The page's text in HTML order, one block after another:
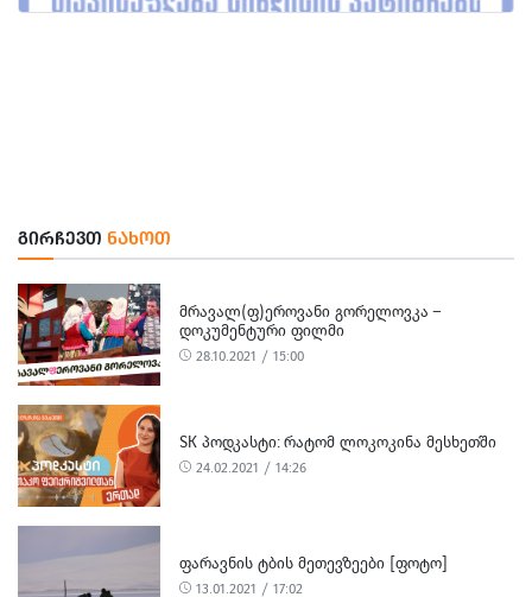
ᲒᲘᲠᲩᲔᲕᲗ ᲜᲐᲮᲝᲗ
ᲛᲠᲐᲕᲐᲚ(Ფ)ᲔᲠᲝᲕᲐᲜᲘ ᲒᲝᲠᲔᲚᲝᲕᲙᲐ –
ᲓᲝᲙᲣᲛᲔᲜᲢᲣᲠᲘ ᲤᲘᲚᲛᲘ
28.10.2021 / 15:00
SK ᲞᲝᲓᲙᲐᲡᲢᲘ: ᲠᲐᲢᲝᲛ ᲚᲝᲙᲝᲙᲘᲜᲐ ᲛᲔᲡᲮᲔᲗᲨᲘ
24.02.2021 / 14:26
ᲤᲐᲠᲐᲕᲜᲘᲡ ᲢᲑᲘᲡ ᲛᲔᲗᲔᲕᲖᲔᲔᲑᲘ [ᲤᲝᲢᲝ]
13.01.2021 / 17:02